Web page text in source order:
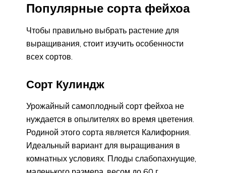
Популярные сорта фейхоа
Чтобы правильно выбрать растение для
выращивания, стоит изучить особенности
всех сортов.
Сорт Кулиндж
Урожайный самоплодный сорт фейхоа не
нуждается в опылителях во время цветения.
Родиной этого сорта является Калифорния.
Идеальный вариант для выращивания в
комнатных условиях. Плоды слабопахнущие,